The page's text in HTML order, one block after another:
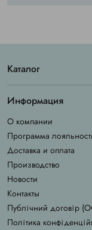
Каталог
Информация
О компании
Программа
Доставка и оплата
Производство
Новости
Контакты
Публічний договір
Політика